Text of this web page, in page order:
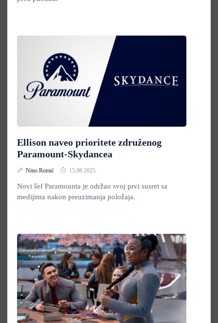
Ellison naveo prioritete združenog
Paramount-Skydancea
Nino Romić 15.08.2025.
Novi šef Paramounta je održao svoj prvi susret sa
medijima nakon preuzimanja položaja.